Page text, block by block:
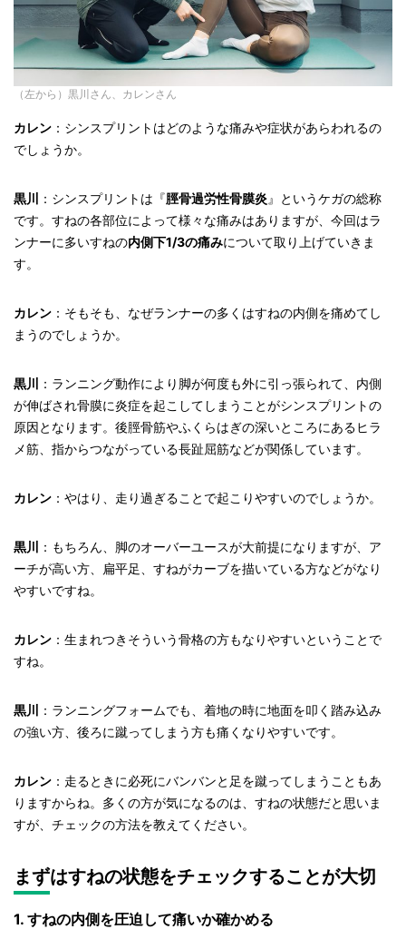
（左から）黒川さん、カレンさん
カレン ：シンスプリントはどのような痛みや症状があらわれるの
でしょうか。
黒川 ：シンスプリントは『脛骨過労性骨膜炎』というケガの総称
です。すねの各部位によって様々な痛みはありますが、今回はラ
ンナーに多いすねの内側下1/3の痛みについて取り上げていきま
す。
カレン ：そもそも、なぜランナーの多くはすねの内側を痛めてし
まうのでしょうか。
黒川
：ランニング動作により脚が何度も外に引っ張られて、内側
が伸ばされ骨膜に炎症を起こしてしまうことがシンスプリントの
原因となります。後脛骨筋やふくらはぎの深いところにあるヒラ
メ筋、指からつながっている長趾屈筋などが関係しています。
カレン ：やはり、走り過ぎることで起こりやすいのでしょうか。
黒川
：もちろん、脚のオーバーユースが大前提になりますが、ア
ーチが高い方、扁平足、すねがカーブを描いている方などがなり
やすいですね。
カレン ：生まれつきそういう骨格の方もなりやすいということで
すね。
黒川
：ランニングフォームでも、着地の時に地面を叩く踏み込み
の強い方、後ろに蹴ってしまう方も痛くなりやすいです。
カレン ：走るときに必死にバンバンと足を蹴ってしまうこともあ
りますからね。多くの方が気になるのは、すねの状態だと思いま
すが、チェックの方法を教えてください。
まずはすねの状態をチェックすることが大切
1. すねの内側を圧迫して痛いか確かめる